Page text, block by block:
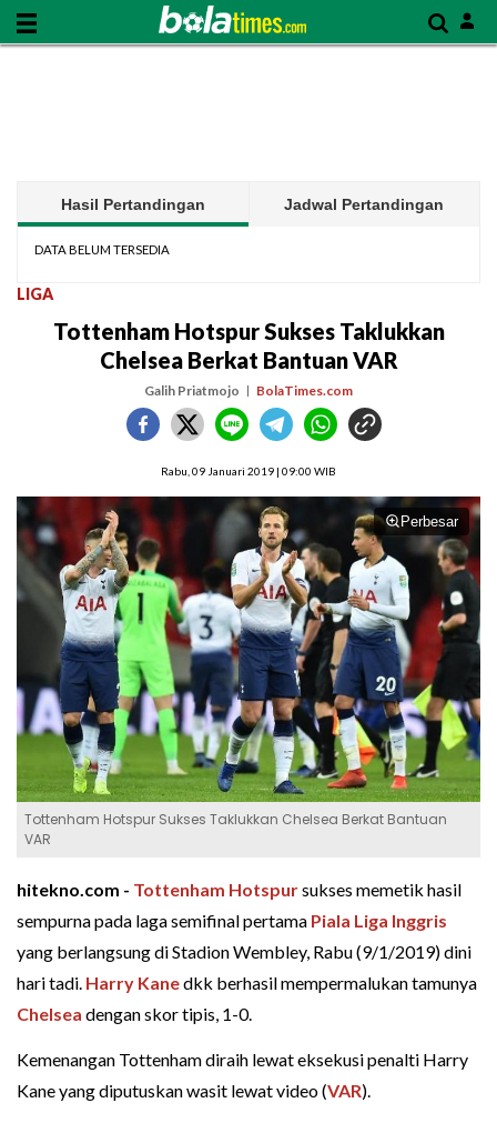
Hasil Pertandingan Jadwal Pertandingan
DATA BELUM TERSEDIA
LIGA
Tottenham Hotspur Sukses Taklukkan
Chelsea Berkat Bantuan VAR
Galih Priatmojo BolaTimes.com
Rabu, 09 Januari 2019 | 09:00 WIB
Perbesar
Tottenham Hotspur Sukses Taklukkan Chelsea Berkat Bantuan
VAR
hitekno.com - Tottenham Hotspursukses memetik hasil
sempurna pada laga semifinal pertama Piala Liga Inggris
yang berlangsung di Stadion Wembley, Rabu (9/1/2019) dini
hari tadi. Harry Kanedkk berhasil mempermalukan tamunya
Chelsea dengan skor tipis, 1-0.
Kemenangan Tottenham diraih lewat eksekusi penalti Harry
Kane yang diputuskan wasit lewat video (VAR).